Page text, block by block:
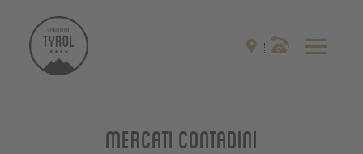
Mercati contadini